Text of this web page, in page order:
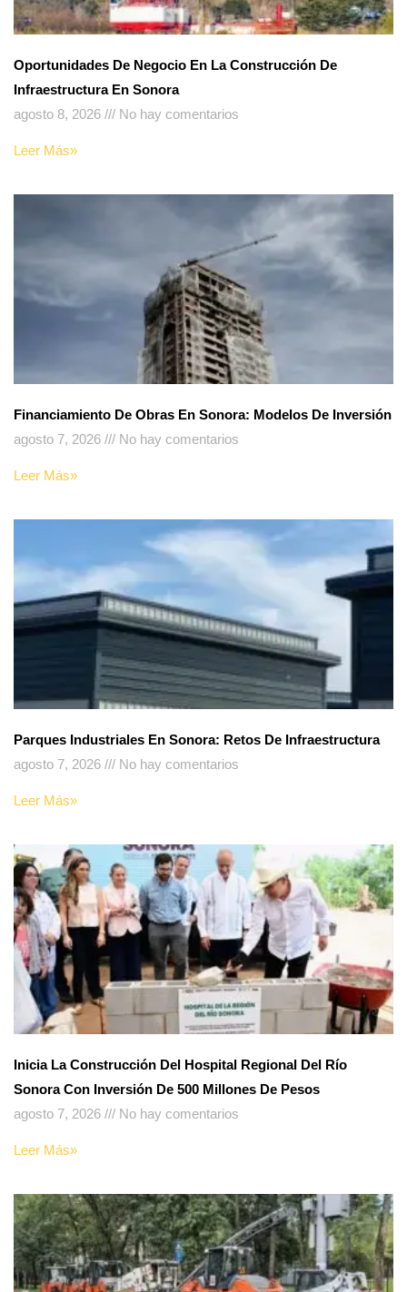
Oportunidades De Negocio En La Construcción De
Infraestructura En Sonora
agosto 8, 2026
No hay comentarios
Leer Más»
Financiamiento De Obras En Sonora: Modelos De Inversión
agosto 7, 2026
No hay comentarios
Leer Más»
Parques Industriales En Sonora: Retos De Infraestructura
agosto 7, 2026
No hay comentarios
Leer Más»
Inicia La Construcción Del Hospital Regional Del Río
Sonora Con Inversión De 500 Millones De Pesos
agosto 7, 2026
No hay comentarios
Leer Más»